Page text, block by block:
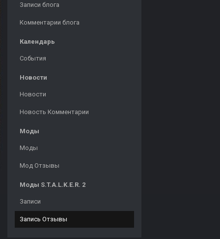
Записи блога
Комментарии блога
Календарь
События
Новости
Новости
Новость Комментарии
Моды
Моды
Мод Отзывы
Моды S.T.A.L.K.E.R. 2
Записи
Запись Отзывы